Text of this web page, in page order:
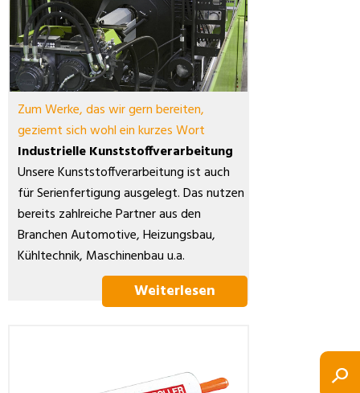
Zum Werke, das wir gern bereiten,
geziemt sich wohl ein kurzes Wort
Industrielle Kunststoffverarbeitung
Unsere Kunststoffverarbeitung ist auch
für Serienfertigung ausgelegt. Das nutzen
bereits zahlreiche Partner aus den
Branchen Automotive, Heizungsbau,
Kühltechnik, Maschinenbau u.a.
Weiterlesen